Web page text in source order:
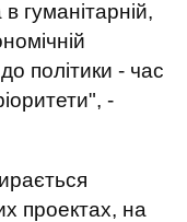
гуманітарній,
політики - час
-
проектах, на